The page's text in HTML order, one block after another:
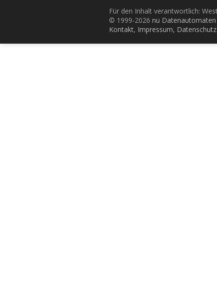
Für den Inhalt verantwortlich:
© 1999-2026 nu
Kontakt, Impressum, Datenschutz